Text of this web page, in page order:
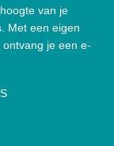
van je
Met een eigen
je een e-